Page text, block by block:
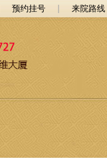
预约挂号 | 来院路线